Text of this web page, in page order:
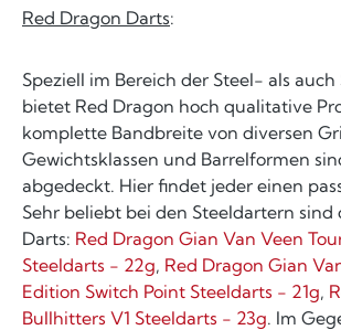
Red Dragon Darts:
Speziell im Bereich der Steel- als
bietet Red Dragon hoch qualitative
komplette Bandbreite von diversen
Gewichtsklassen und Barrelformen
abgedeckt. Hier findet jeder einen
Sehr beliebt bei den Steeldartern sind
Darts: Red Dragon Gian Van Veen
Steeldarts - 22g, Red Dragon Gian
Edition Switch Point Steeldarts - 21g,
Bullhitters V1 Steeldarts - 23g. Im